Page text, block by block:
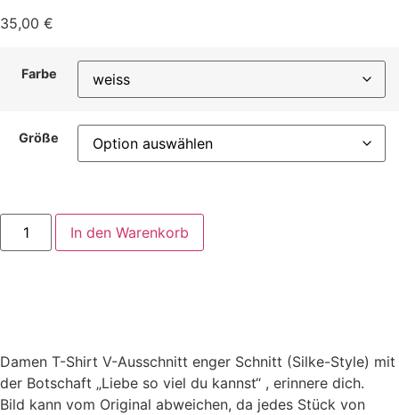
35,00 €
Farbe
Größe
In den Warenkorb
Damen T-Shirt V-Ausschnitt enger Schnitt (Silke-Style) mit
der Botschaft „Liebe so viel du kannst“ , erinnere dich.
Bild kann vom Original abweichen, da jedes Stück von